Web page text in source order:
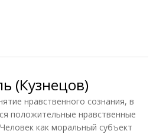
(Кузнецов)
нравственного сознания, в
положительные нравственные
как моральный субъект